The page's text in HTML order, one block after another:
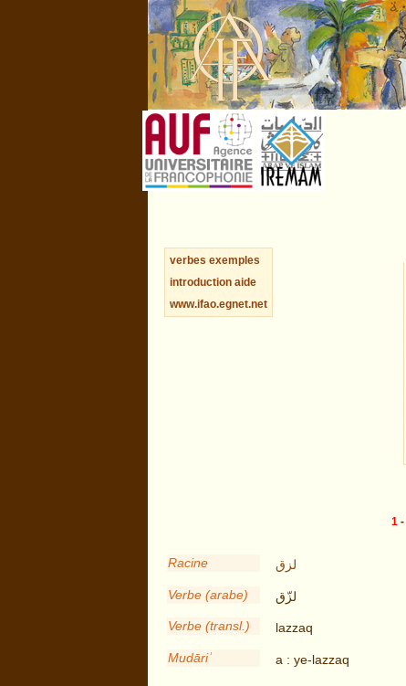
verbes exemples
introduction aide
www.ifao.egnet.net
1 -
Racine لزق
Verbe (arabe) لزّق
Verbe (transl.) lazzaq
Mudāriʾ a : ye-lazzaq